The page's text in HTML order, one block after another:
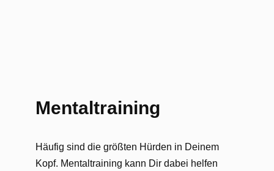
Mentaltraining
Häufig sind die größten Hürden in Deinem
Kopf. Mentaltraining kann Dir dabei helfen